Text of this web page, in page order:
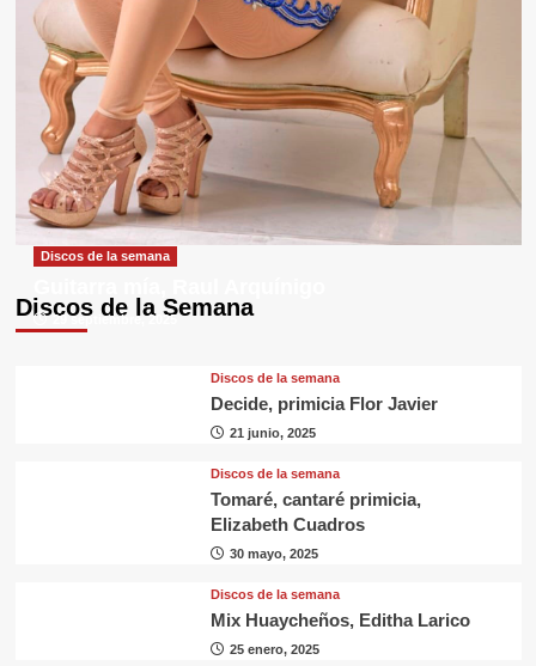
Discos de la Semana
Discos de la semana
29 septiembre, 2025
Discos de la semana
Decide, primicia Flor Javier
21 junio, 2025
Discos de la semana
Tomaré, cantaré primicia,
Elizabeth Cuadros
30 mayo, 2025
Discos de la semana
Mix Huaycheños, Editha Larico
25 enero, 2025